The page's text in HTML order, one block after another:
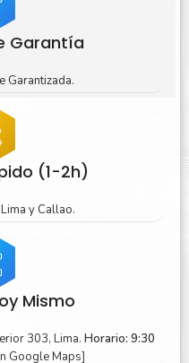
Garantía
Garantizada.
(1-2h)
y Callao.
Mismo
303, Lima. Horario: 9:30
Google Maps]